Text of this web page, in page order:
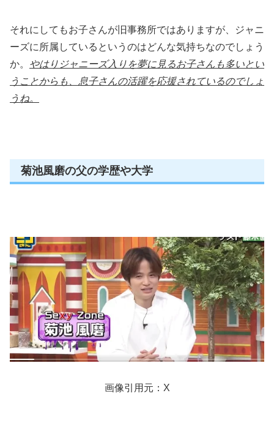
それにしてもお子さんが旧事務所ではありますが、ジャニ
ーズに所属しているというのはどんな気持ちなのでしょう
か。 やはりジャニーズ入りを夢に見るお子さんも多いとい
うことからも、息子さんの活躍を応援されているのでしょ
うね。
菊池風磨の父の学歴や大学
画像引用元：X